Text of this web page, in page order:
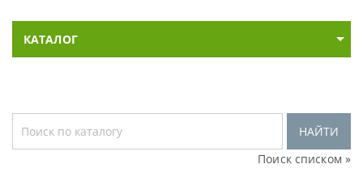
КАТАЛОГ
НАЙТИ
Поиск списком »